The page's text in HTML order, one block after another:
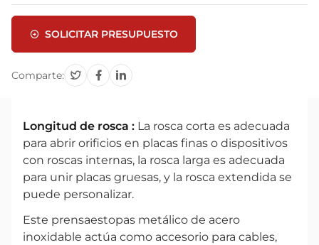
SOLICITAR PRESUPUESTO
Comparte:
Longitud de rosca : La rosca corta es adecuada
para abrir orificios en placas finas o dispositivos
con roscas internas, la rosca larga es adecuada
para unir placas gruesas, y la rosca extendida se
puede personalizar.
Este prensaestopas metálico de acero
inoxidable actúa como accesorio para cables,